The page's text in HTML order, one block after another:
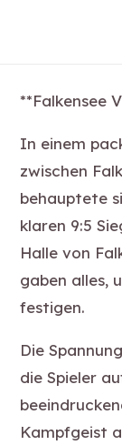
**Falkensee
In einem
zwischen
behauptete
klaren 9:5
Halle von
gaben alles,
festigen.
Die
die Spieler
Kampfgeist